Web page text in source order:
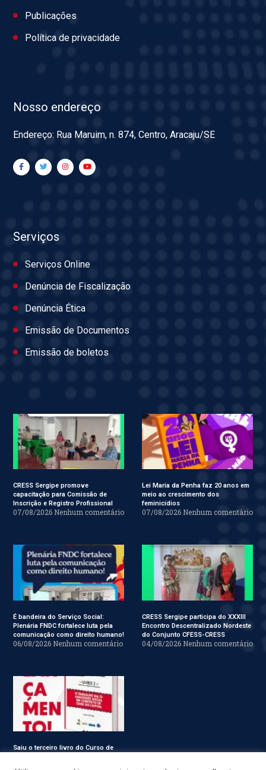
Publicações
Política de privacidade
Nosso endereço
Endereço: Rua Maruim, n. 874, Centro, Aracaju/SE
Serviços
Serviços Online
Denúncia de Fiscalização
Denúncia Ética
Emissão de Documentos
Emissão de boletos
CRESS Sergipe promove
capacitação para Comissão de
Inscrição e Registro Profissional
07/08/2026 Nenhum comentário
Lei Maria da Penha faz 20 anos em
meio ao crescimento dos
feminicídios
07/08/2026 Nenhum comentário
É bandeira do Serviço Social:
Plenária FNDC fortalece luta pela
comunicação como direito humano!
06/08/2026 Nenhum comentário
CRESS Sergipe participa do XXXIII
Encontro Descentralizado Nordeste
do Conjunto CFESS-CRESS
04/08/2026 Nenhum comentário
Saiu o terceiro livro do Curso de